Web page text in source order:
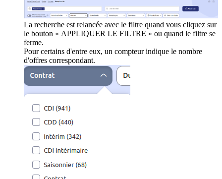
La recherche est relancée avec le filtre quand vous cliquez sur
le bouton « APPLIQUER LE FILTRE » ou quand le filtre se
ferme.
Pour certains d'entre eux, un compteur indique le nombre
d'offres correspondant.